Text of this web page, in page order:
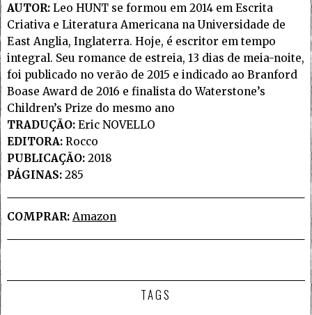
AUTOR: Leo HUNT se formou em 2014 em Escrita
Criativa e Literatura Americana na Universidade de
East Anglia, Inglaterra. Hoje, é escritor em tempo
integral. Seu romance de estreia, 13 dias de meia-noite,
foi publicado no verão de 2015 e indicado ao Branford
Boase Award de 2016 e finalista do Waterstone’s
Children’s Prize do mesmo ano
TRADUÇÃO: Eric NOVELLO
EDITORA: Rocco
PUBLICAÇÃO: 2018
PÁGINAS: 285
COMPRAR: Amazon
TAGS